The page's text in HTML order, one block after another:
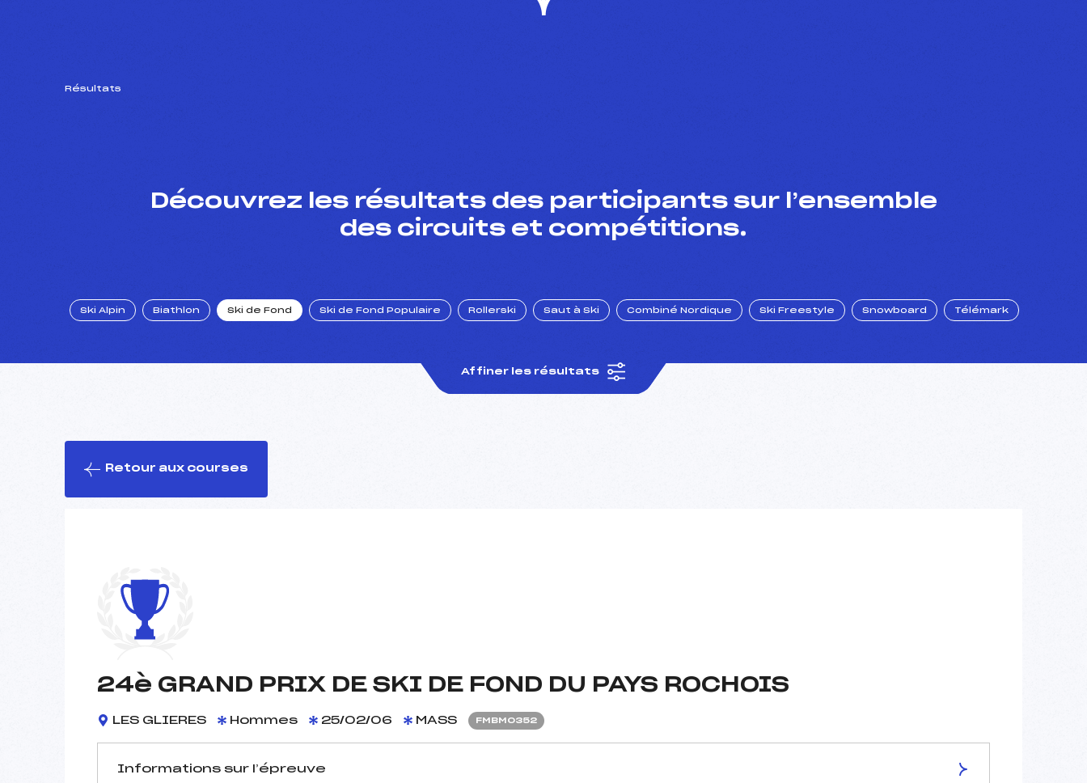
Résultats
Découvrez les résultats des participants sur l’ensemble
des circuits et compétitions.
Ski Alpin Biathlon Ski de Fond Ski de Fond Populaire Rollerski Saut à Ski Combiné Nordique Ski Freestyle Snowboard Télémark
Affiner les résultats
Retour aux courses
24è GRAND PRIX DE SKI DE FOND DU PAYS ROCHOIS
LES GLIERES Hommes 25/02/06 MASS FMBM0352
Informations sur l’épreuve